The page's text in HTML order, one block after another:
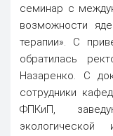
семинар с
возможности
терапии». С
обратилась
Назаренко. С
сотрудники
ФПКиП,
экологической